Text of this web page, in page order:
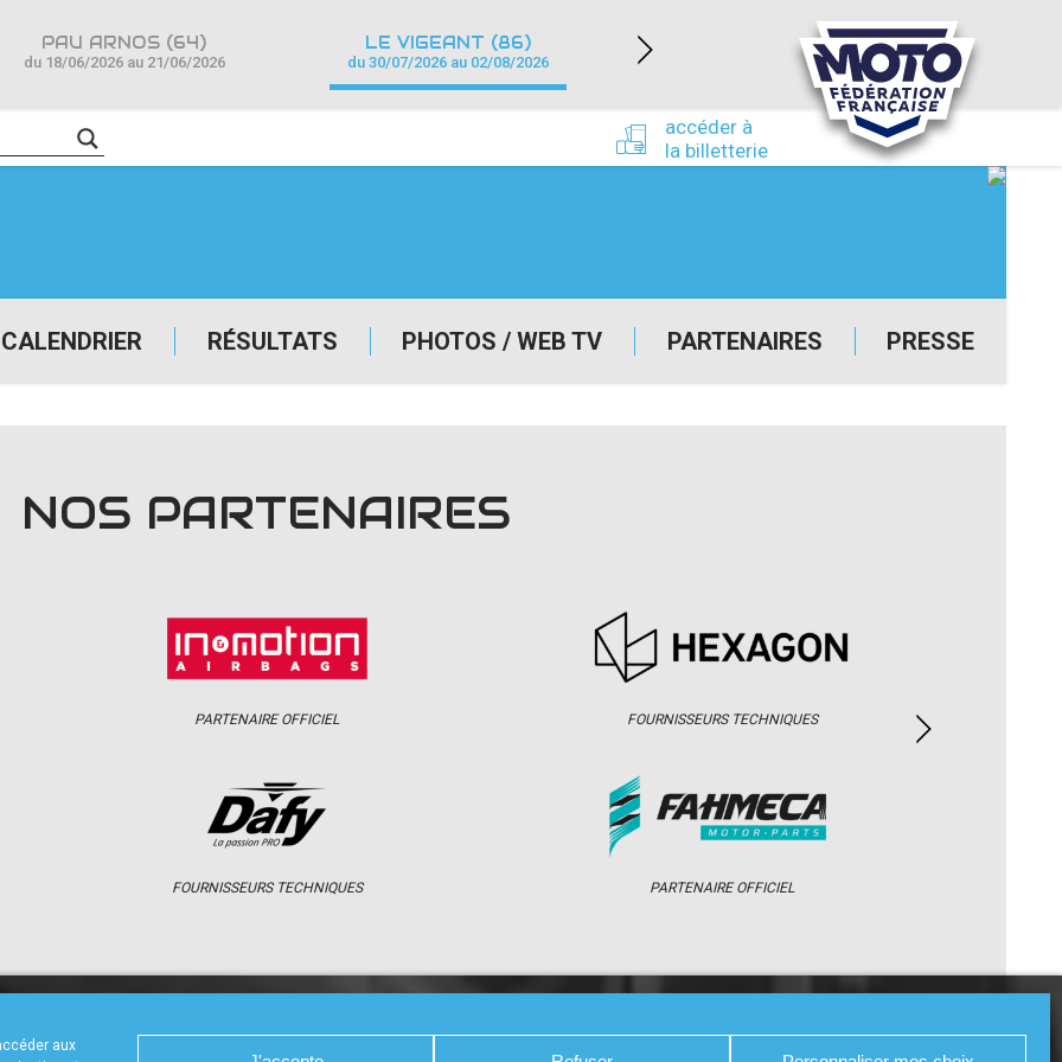
aux
CALENDRIER RÉSULTATS PHOTOS / WEB TV PARTENAIRES PRESSE
accéder à
la billetterie
PAU ARNOS (64)
du 18/06/2026 au 21/06/2026
LE VIGEANT (86)
du 30/07/2026 au 02/08/2026
NEVERS MAGNY-COURS (58)
du 24/09/2026 au 27/09/2026
NOS PARTENAIRES
PARTENAIRE OFFICIEL
FOURNISSEURS TECHNIQUES
FOURNISSEURS TECHNIQUES
PARTENAIRE OFFICIEL
CALENDRIER RÉSULTATS PHOTOS / WEB TV PARTENAIRES PRESSE